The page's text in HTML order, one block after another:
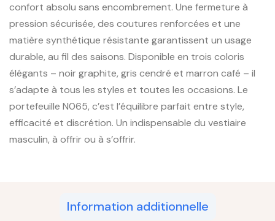
confort absolu sans encombrement. Une fermeture à
pression sécurisée, des coutures renforcées et une
matière synthétique résistante garantissent un usage
durable, au fil des saisons. Disponible en trois coloris
élégants – noir graphite, gris cendré et marron café – il
s’adapte à tous les styles et toutes les occasions. Le
portefeuille N065, c’est l’équilibre parfait entre style,
efficacité et discrétion. Un indispensable du vestiaire
masculin, à offrir ou à s’offrir.
Information additionnelle